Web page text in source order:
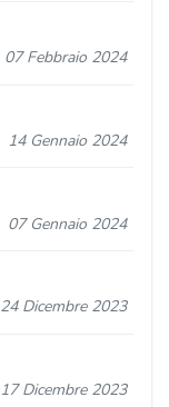
07 Febbraio 2024
14 Gennaio 2024
07 Gennaio 2024
24 Dicembre 2023
17 Dicembre 2023